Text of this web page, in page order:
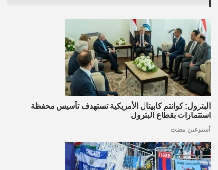
البترول: كوانتم كابيتال الأمريكية تستهدف تأسيس محفظة
استثمارات بقطاع البترول
أسبوعين مضت